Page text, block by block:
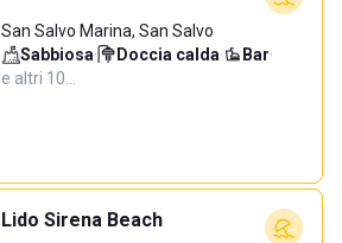
San Salvo Marina, San Salvo
Sabbiosa· Doccia calda· Bar·
e altri 10…
Lido Sirena Beach